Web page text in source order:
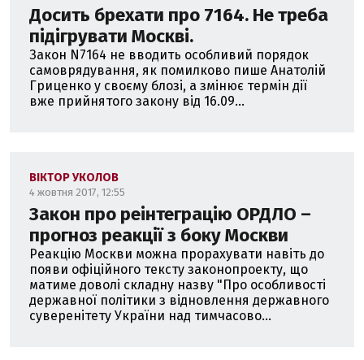
Досить брехати про 7164. Не треба
підігрувати Москві.
Закон N7164 не вводить особливий порядок
самоврядування, як помилково пише Анатолій
Гриценко у своєму блозі, а змінює термін дії
вже прийнятого закону від 16.09...
ВІКТОР УКОЛОВ
4 жовтня 2017, 12:55
Закон про реінтеграцію ОРДЛО –
прогноз реакції з боку Москви
Реакцію Москви можна прорахувати навіть до
появи офіційного тексту законопроекту, що
матиме доволі складну назву "Про особливості
державної політики з відновлення державного
суверенітету України над тимчасово...